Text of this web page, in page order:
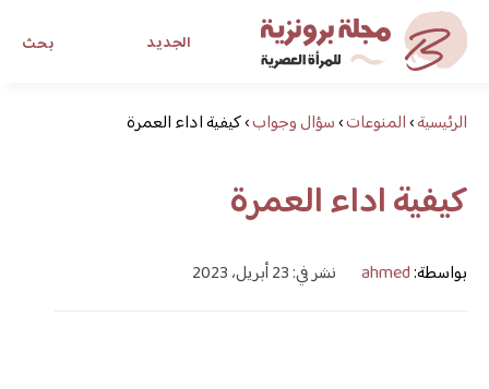
بحث الجديد
مجلة برونزية للفتاة العصرية
ابحث عن أي موضوع يهمك
الرئيسية›المنوعات›سؤال وجواب›كيفية اداء العمرة
كيفية اداء العمرة
بواسطة:ahmed نشر في: 23 أبريل، 2023